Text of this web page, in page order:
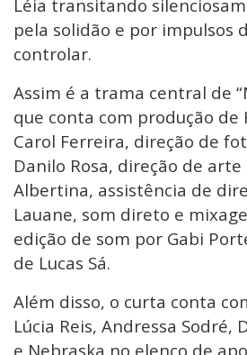
Léia transitando
pela solidão e por impulsos
controlar.
Assim é a trama central de
que conta com produção de
Carol Ferreira, direção de
Danilo Rosa, direção de arte
Albertina, assistência de
Lauane, som direto e
edição de som por Gabi
de Lucas Sá.
Além disso, o curta conta
Lúcia Reis, Andressa Sodré,
e Nebraska no elenco de